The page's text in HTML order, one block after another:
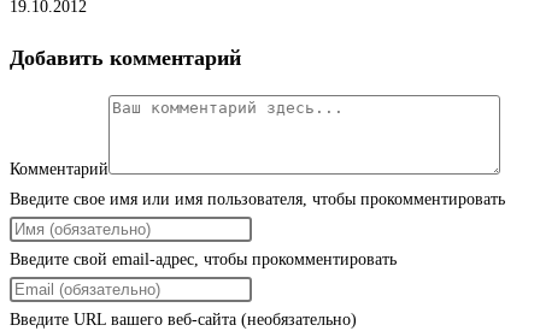
19.10.2012
Добавить комментарий
Комментарий
Введите свое имя или имя пользователя, чтобы прокомментировать
Введите свой email-адрес, чтобы прокомментировать
Введите URL вашего веб-сайта (необязательно)